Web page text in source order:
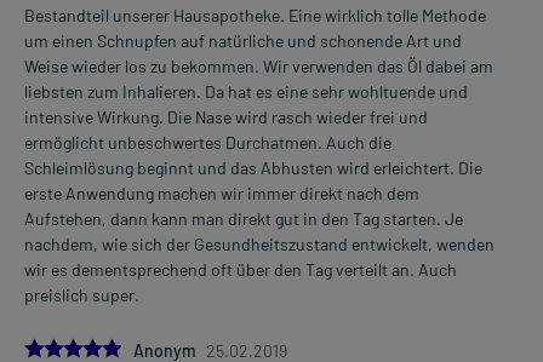
Bestandteil unserer Hausapotheke. Eine wirklich tolle Methode
um einen Schnupfen auf natürliche und schonende Art und
Weise wieder los zu bekommen. Wir verwenden das Öl dabei am
liebsten zum Inhalieren. Da hat es eine sehr wohltuende und
intensive Wirkung. Die Nase wird rasch wieder frei und
ermöglicht unbeschwertes Durchatmen. Auch die
Schleimlösung beginnt und das Abhusten wird erleichtert. Die
erste Anwendung machen wir immer direkt nach dem
Aufstehen, dann kann man direkt gut in den Tag starten. Je
nachdem, wie sich der Gesundheitszustand entwickelt, wenden
wir es dementsprechend oft über den Tag verteilt an. Auch
preislich super.
5.0Anonym 25.02.2019